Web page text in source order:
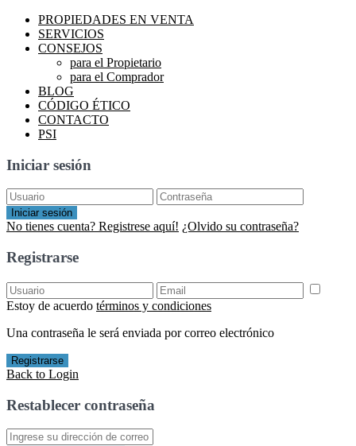
PROPIEDADES EN VENTA
SERVICIOS
CONSEJOS
para el Propietario
para el Comprador
BLOG
CÓDIGO ÉTICO
CONTACTO
PSI
Iniciar sesión
Iniciar sesión
No tienes cuenta? Registrese aquí! ¿Olvido su contraseña?
Registrarse
Estoy de acuerdo términos y condiciones
Una contraseña le será enviada por correo electrónico
Registrarse
Back to Login
Restablecer contraseña